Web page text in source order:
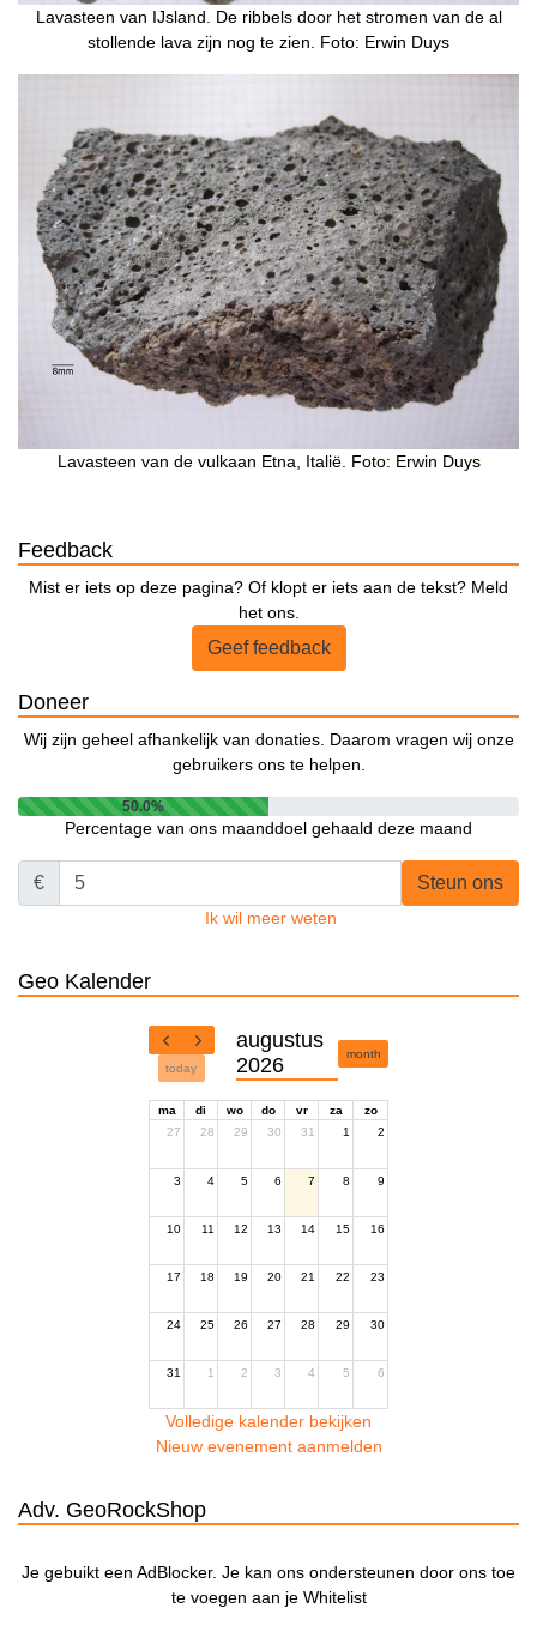
Lavasteen van IJsland. De ribbels door het stromen van de al
stollende lava zijn nog te zien. Foto: Erwin Duys
Lavasteen van de vulkaan Etna, Italië. Foto: Erwin Duys
Feedback
Mist er iets op deze pagina? Of klopt er iets aan de tekst? Meld
het ons.
Geef feedback
Doneer
Wij zijn geheel afhankelijk van donaties. Daarom vragen wij onze
gebruikers ons te helpen.
50.0%
Percentage van ons maanddoel gehaald deze maand
€ Steun ons
Ik wil meer weten
Geo Kalender
today
augustus
2026
month
ma di wo do vr za
zo
27
28 29 30 31 1 2
3 4 5 6 7 8 9
10 11 12 13 14 15 16
17 18 19 20 21 22 23
24 25 26 27 28 29 30
31 1 2 3 4 5 6
Volledige kalender bekijken
Nieuw evenement aanmelden
Adv. GeoRockShop
Je gebuikt een AdBlocker. Je kan ons ondersteunen door ons toe
te voegen aan je Whitelist